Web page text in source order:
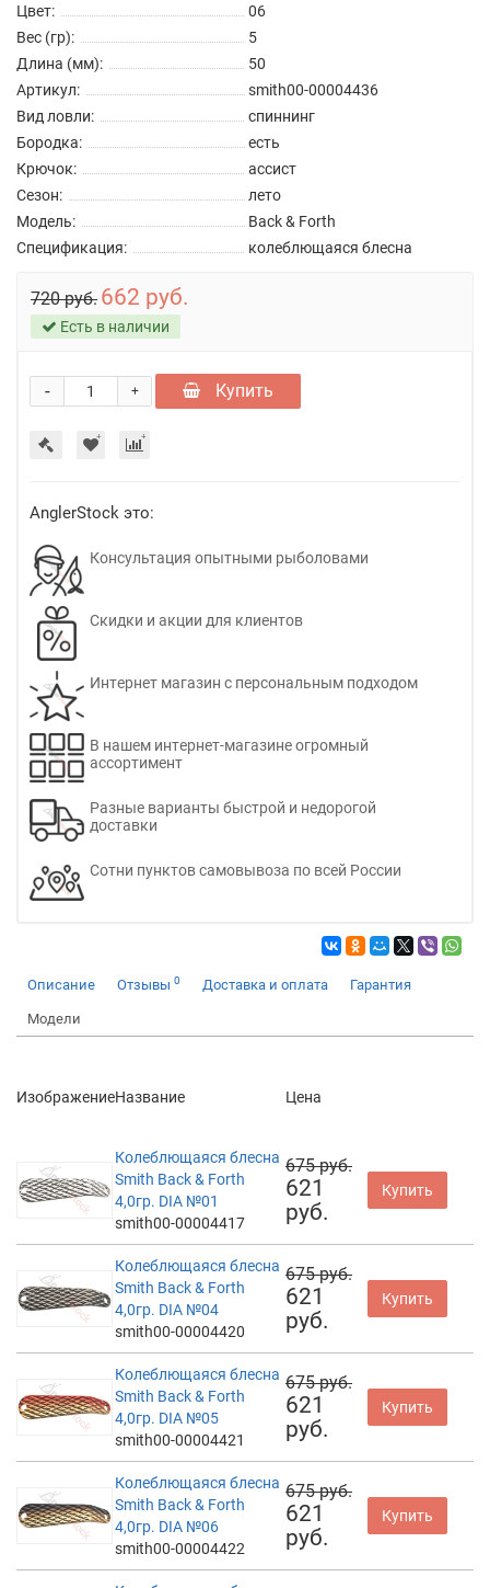
Цвет:
06
Вес (гр):
5
Длина (мм):
50
Артикул:
smith00-00004436
Вид ловли:
спиннинг
Бородка:
есть
Крючок:
ассист
Сезон:
лето
Модель:
Back & Forth
Спецификация:
колеблющаяся блесна
720 руб. 662 руб.
Есть в наличии
+
- Купить
AnglerStock это:
Консультация опытными рыболовами
Скидки и акции для клиентов
Интернет магазин с персональным подходом
В нашем интернет-магазине огромный
ассортимент
Разные варианты быстрой и недорогой
доставки
Сотни пунктов самовывоза по всей России
Описание Отзывы 0 Доставка и оплата Гарантия
Модели
ИзображениеНазвание Цена
Колеблющаяся блесна
Smith Back & Forth
4,0гр. DIA №01
smith00-00004417
675 руб.
621
руб.
Купить
Колеблющаяся блесна
Smith Back & Forth
4,0гр. DIA №04
smith00-00004420
675 руб.
621
руб.
Купить
Колеблющаяся блесна
Smith Back & Forth
4,0гр. DIA №05
smith00-00004421
675 руб.
621
руб.
Купить
Колеблющаяся блесна
Smith Back & Forth
4,0гр. DIA №06
smith00-00004422
675 руб.
621
руб.
Купить